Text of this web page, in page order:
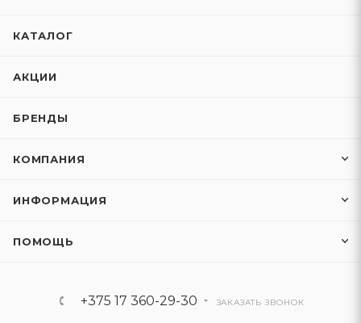
КАТАЛОГ
АКЦИИ
БРЕНДЫ
КОМПАНИЯ
ИНФОРМАЦИЯ
ПОМОЩЬ
+375 17 360-29-30 ЗАКАЗАТЬ ЗВОНОК